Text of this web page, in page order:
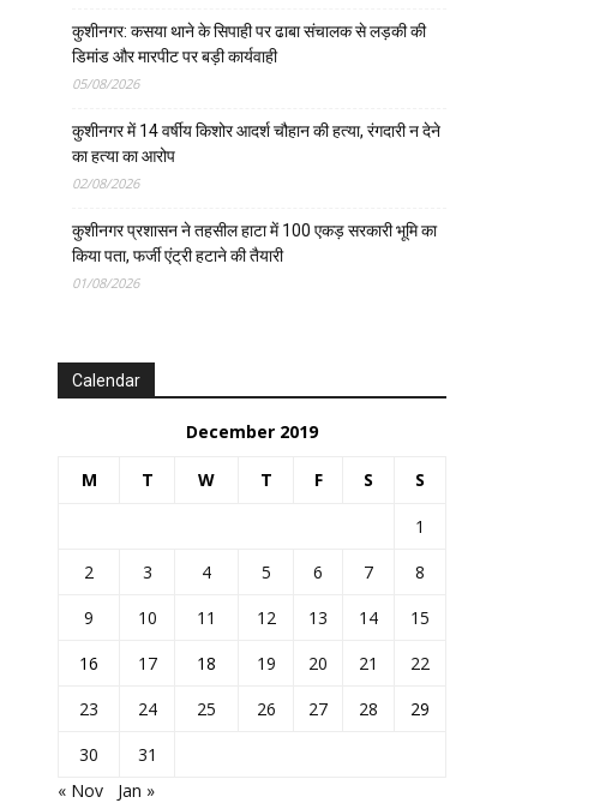
कुशीनगर: कसया थाने के सिपाही पर ढाबा संचालक से लड़की की
डिमांड और मारपीट पर बड़ी कार्यवाही
05/08/2026
कुशीनगर में 14 वर्षीय किशोर आदर्श चौहान की हत्या, रंगदारी न देने
का हत्या का आरोप
02/08/2026
कुशीनगर प्रशासन ने तहसील हाटा में 100 एकड़ सरकारी भूमि का
किया पता, फर्जी एंट्री हटाने की तैयारी
01/08/2026
Calendar
December 2019
M T W T F S S
1
2
3 4 5 6 7
8
9
10 11 12 13 14
15
16
17 18 19 20 21
22
23
24 25 26 27 28
29
30
31
« Nov
Jan »